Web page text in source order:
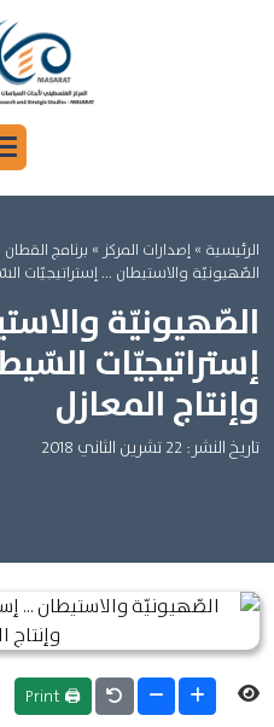
الرئيسية » إصدارات المركز » برنامج
الصّهيونيّة والاستيطان ... إستراتيجيّات
الصّهيونيّة
إستراتيجيّات
وإنتاج المعازل
تاريخ النشر: 22 تشرين الثاني 2018
🖨 Print